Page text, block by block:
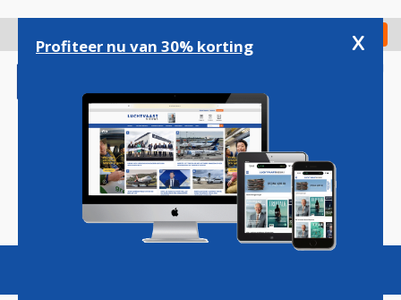
gaan
Check in
Magazine Podcasts Vacatures
Profiteer nu van 30% korting x